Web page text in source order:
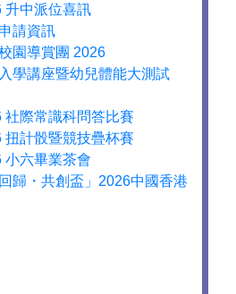
升中派位喜訊
請資訊
園導賞團 2026
學講座暨幼兒體能大測試
社際常識科問答比賽
扭計骰暨競技疊杯賽
小六畢業茶會
歸・共創盃」2026中國香港